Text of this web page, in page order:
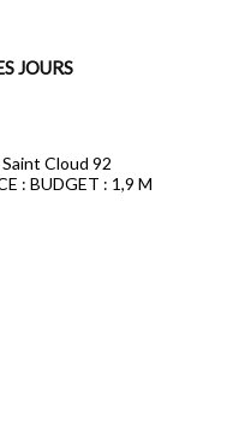
JOURS
Cloud 92
: BUDGET : 1,9 M